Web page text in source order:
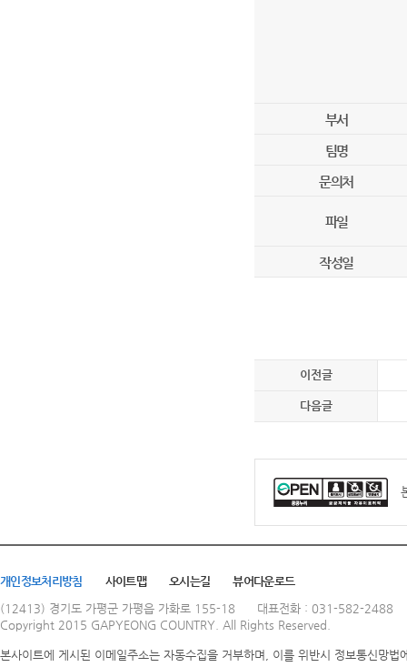
부서
팀명
문의처
파일
작성일
이전글
다음글
개인정보처리방침 사이트맵 오시는길
뷰어다운로드
(12413) 경기도 가평군 가평읍 가화로 155-18
대표전화 : 031-582-2488
Copyright 2015 GAPYEONG COUNTRY. All Rights Reserved.
본사이트에 게시된 이메일주소는 자동수집을 거부하며, 이를 위반시 정보통신망법